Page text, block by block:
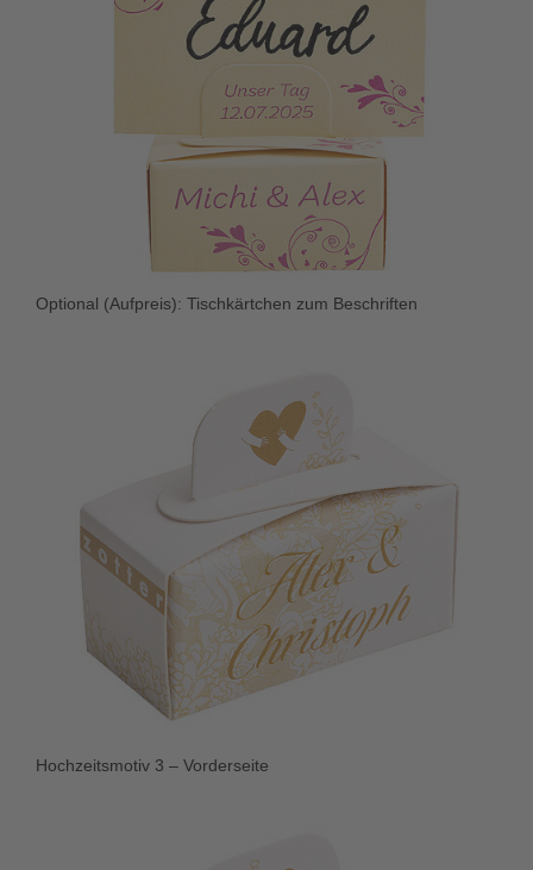
Optional (Aufpreis): Tischkärtchen zum Beschriften
Hochzeitsmotiv 3 – Vorderseite